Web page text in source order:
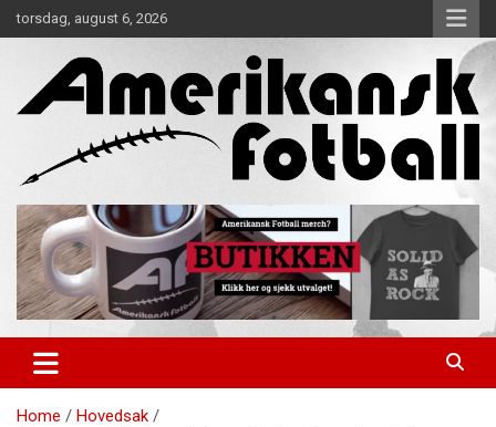
Skip
to
torsdag, august 6, 2026
Amerikansk Fotball
Home
Hovedsak